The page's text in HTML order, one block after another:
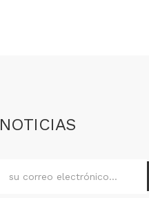
NOTICIAS